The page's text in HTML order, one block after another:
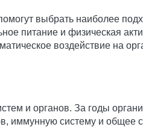
выбрать наиболее
питание и физическая
воздействие на
и органов. За годы
иммунную систему и общее